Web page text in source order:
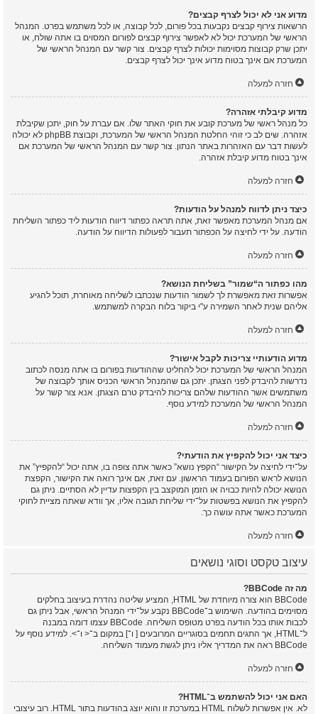
מדוע אני לא יכול לצרף קבצים?
הרשאות צירוף קבצים נקבעות בכל פורום, לכל קבוצה, או לכל משתמש בפרט. המנהל
הראשי של המערכת יכול לא לאפשר צירוף קבצים לפורום המסוים בו אתה שולח, או
יתכן שרק קבוצות מסוימות יכולות לצרף קבצים. צור קשר עם המנהל הראשי של
המערכת אם אינך בטוח מדוע אינך יכול לצרף קבצים.
חזרה למעלה
מדוע קיבלתי אזהרה?
כל מנהל ראשי של מערכת קובע את חוקי האתר שלו. אם עברת על חוק, יתכן שקיבלת
אזהרה. שים לב כי זוהי החלטת המנהל הראשי של המערכת, וקבוצת phpBB לא יכולה
לעשות דבר עם האזהרות באתר הנתון. צור קשר עם המנהל הראשי של המערכת אם
אינך בטוח מדוע קיבלת אזהרה.
חזרה למעלה
כיצד ניתן לדווח למנהל על הודעות?
אם מנהל המערכת מאפשר זאת, אתה תראה כפתור דיווח הודעות ליד כפתור השליחת
הודעה. על ידי לחיצה על הכפתור תעבור לפעולות הדיווח על הודעה.
חזרה למעלה
מהו כפתור ה“שמור” בשליחת הנושא?
אפשרות זאת מאפשרת לך לשמור הודעות שנכתבו לשליחה מאוחרת, תוכל להגיע
אליהם שנית לאחר השמירה ע"י ביקור בלוח הבקרה למשתמש.
חזרה למעלה
מדוע הודעותיי צריכות לקבל אישור?
המנהל הראשי של המערכת יכול להחליט שההודעות בפורום בו אתה מנסה לכתוב
נדרשות להיבדק לפני הצגתן. יתכן גם שהמנהל הראשי הכניס אותך לקבוצה של
משתמשים אשר ההודעות שלהם צריכות להיבדק טרם הצגתן. אנא צור קשר על
המנהל הראשי של המערכת למידע נוסף.
חזרה למעלה
כיצד אני יכול להקפיץ את הודעתי?
על־ידי לחיצה על הקישור “הקפץ נושא” כאשר אתה צופה בו, אתה יכול “להקפיץ” את
הנושא לראש הפורום בעמוד הראשון. עם זאת, אם אינך רואה את הקישור, הקפצת
הנושא יכולה להיות כבויה או הזמן המוקצב בין הקפצות עדיין לא הסתיים. ניתן גם
להקפיץ את הנושא בפשטות על־ידי שליחת תגובה אליו, אך וודא שאתה מציית לחוקי
המערכת כאשר אתה עושה כך.
חזרה למעלה
עיצוב טקסט וסוגי נושאים
מה זה BBCode?
BBCode הוא צורה מיוחדת של HTML, המציע שליטה נהדרת בעיצוב בחלקים
מסוימים בהודעה. השימוש ב־BBCode נקבע על־ידי המנהל הראשי, אבל ניתן גם
לכבות אותו בכל הודעה בפרט מטופס השליחה. BBCode עצמו דומה במבנה
ל־HTML, אך התגים תחמים בסוגריים המרובעים [ ו־] במקום ב־< ו־>. למידע נוסף על
BBCode ראה את המדריך אליו ניתן לגשת מעמוד השליחה.
חזרה למעלה
האם אני יכול להשתמש ב־HTML?
לא. אין אפשרות לשלוח HTML במערכת זו והוא יוצג בהודעות בתור HTML. רוב עיצובי